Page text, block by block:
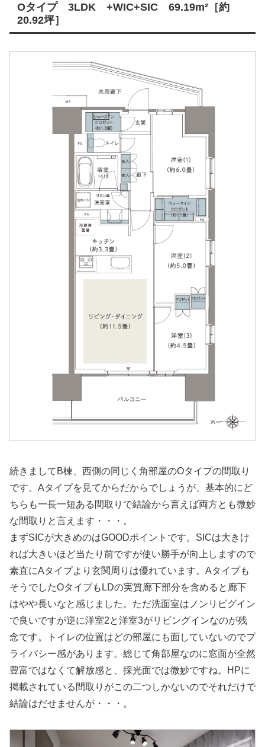
1位:バルコニー(ベランダ)にタイル第1位はバルコニー(ベランダとも
言う)にタイル張りを施工する！これですね、ダントツ1位です私の
Oタイプ 3LDK +WIC+SIC 69.19m²［約
20.92坪］
続きましてB棟、西側の同じく角部屋のOタイプの間取り
です。Aタイプを見てからだからでしょうが、基本的にど
ちらも一長一短ある間取りで結論から言えば両方とも微妙
な間取りと言えます・・・。
まずSICが大きめのはGOODポイントです。SICは大きけ
れば大きいほど当たり前ですが使い勝手が向上しますので
素直にAタイプより玄関周りは優れています。Aタイプも
そうでしたOタイプもLDの実質廊下部分を含めると廊下
はやや長いなと感じました。ただ洗面室はノンリビグイン
で良いですが逆に洋室2と洋室3がリビングインなのが残
念です。トイレの位置はどの部屋にも面していないのでプ
ライバシー感があります。総じて角部屋なのに窓面が全然
豊富ではなくて解放感と、採光面では微妙ですね。HPに
掲載されている間取りがこの二つしかないのでそれだけで
結論はだせませんが・・・。